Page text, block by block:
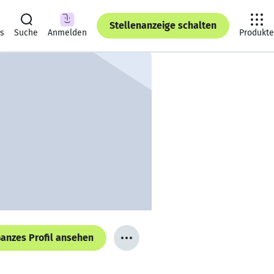
Suche Anmelden
Stellenanzeige schalten
Produkte
Profil ansehen